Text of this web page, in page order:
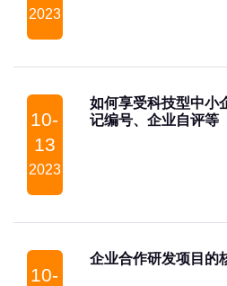
2023
10-
13
2023
如何享受科技型中小
记编号、企业自评等
10-
企业合作研发项目的